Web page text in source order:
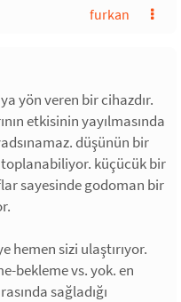
furkan
yön veren bir cihazdır.
etkisinin yayılmasında
düşünün bir
küçücük bir
sayesinde godoman bir
hemen sizi ulaştırıyor.
bekleme vs. yok. en
sağladığı